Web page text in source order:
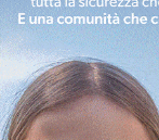
Più lette
Cronaca 4